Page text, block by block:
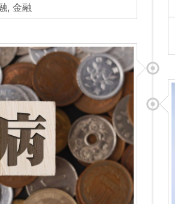
, 金融